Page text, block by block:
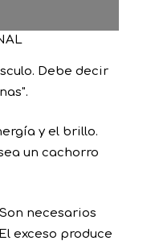
Debe decir
y el brillo.
un cachorro
necesarios
exceso produce